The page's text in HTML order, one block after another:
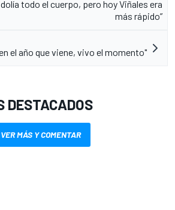
dolía todo el cuerpo, pero hoy Viñales era
más rápido”
el año que viene, vivo el momento"
DESTACADOS
VER MÁS Y COMENTAR